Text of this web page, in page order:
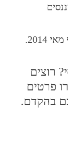
רוצים
פרטים
בהקדם.